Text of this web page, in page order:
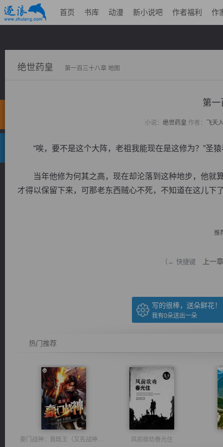
首页 书库 动漫 新小说吧 作者福利 作
绝世药皇 第一百三十八章 地图
第一
小说： 绝世药皇 作者： 飞天
“唉，要不是这个大阵，老祖我能现在是这修为？”圣猿
当年他修为何其之高，现在却沦落到这种地步，他就
才得以保留下来，可那老东西贼心不死，不知道在这儿下
推
（← 快捷键 上一章
写的很棒，送朵鲜花！
我有0朵送出一朵
热门推荐
豪门战神：我既王（又名战神归来不败神婿修罗战神） 风前欲劝春光住